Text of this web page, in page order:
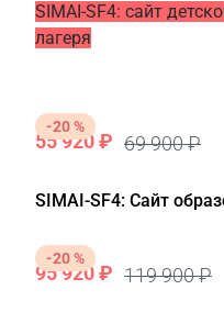
SIMAI-SF4: сайт
лагеря
-20 %
55 920 ₽ 69 900 ₽
SIMAI-SF4: Сайт
-20 %
95 920 ₽ 119 900 ₽